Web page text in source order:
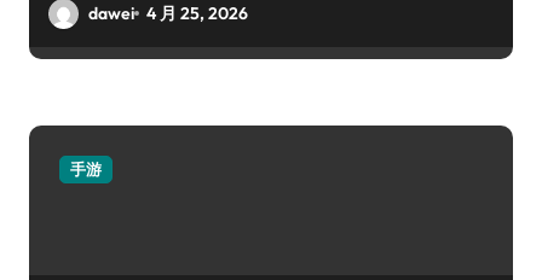
dawei 4 月 25, 2026
手游